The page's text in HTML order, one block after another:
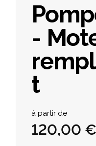
-
t
Product
à partir de
120,00 €